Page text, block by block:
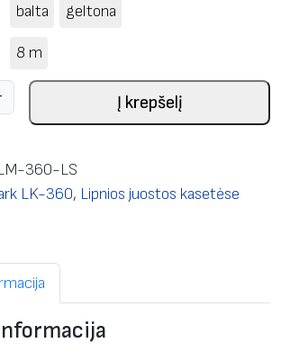
balta geltona
8 m
Į krepšelį
360-LS
LK-360, Lipnios juostos kasetėse